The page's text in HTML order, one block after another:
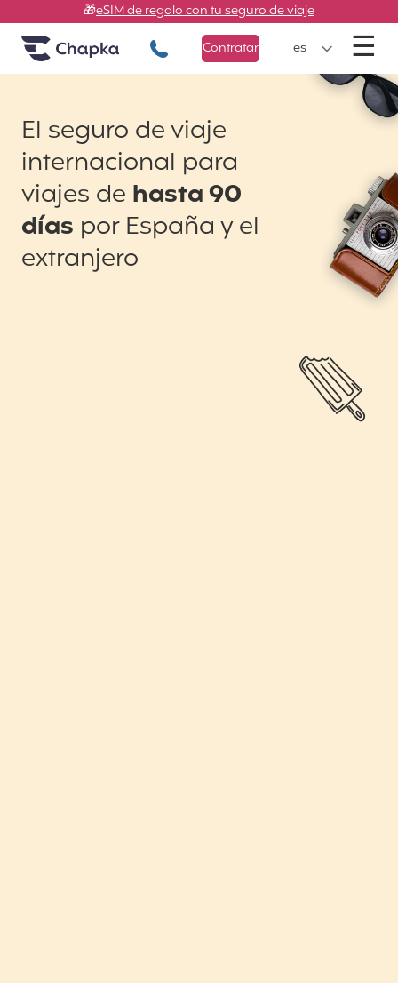
Ir directamente al contenido
Chapka Seguros de viaje
🎁eSIM de regalo con tu seguro de viaje
+34 900 805 947
Contratar es ☰
El seguro de viaje
internacional para
viajes de hasta 90
días por España y el
extranjero